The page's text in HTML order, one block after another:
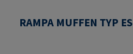
RAMPA MUFFEN TYP ES